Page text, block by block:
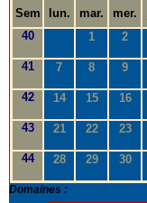
Sem
lun. mar. mer.
40
1 2
41 7 8 9
42 14 15 16
43 21 22 23
44 28 29 30
Domaines :